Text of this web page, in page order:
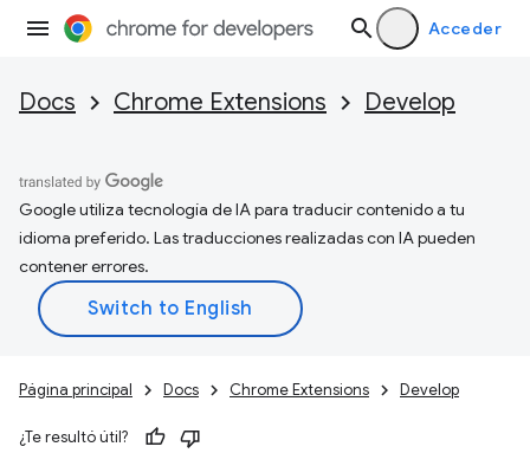
Acceder
Docs Chrome Extensions Develop
Google utiliza tecnología de IA para traducir contenido a tu
idioma preferido. Las traducciones realizadas con IA pueden
contener errores.
Página principal Docs Chrome Extensions Develop
¿Te resultó útil?